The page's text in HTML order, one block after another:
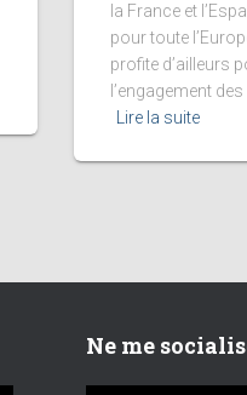
la France et
pour toute
profite d’ailleurs
l’engagement
Lire la suite
Ne me